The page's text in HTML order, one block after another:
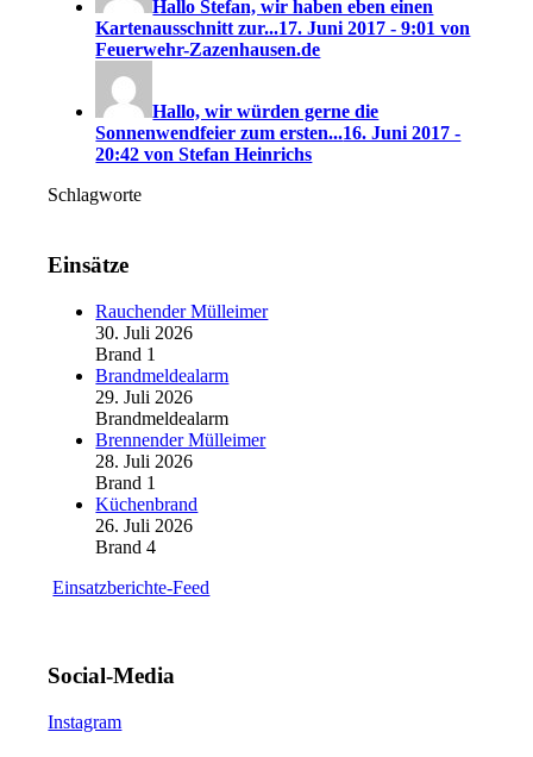
Hallo Stefan, wir haben eben einen
Kartenausschnitt zur...17. Juni 2017 - 9:01 von
Feuerwehr-Zazenhausen.de
Hallo, wir würden gerne die
Sonnenwendfeier zum ersten...16. Juni 2017 -
20:42 von Stefan Heinrichs
Schlagworte
Einsätze
Rauchender Mülleimer
30. Juli 2026
Brand 1
Brandmeldealarm
29. Juli 2026
Brandmeldealarm
Brennender Mülleimer
28. Juli 2026
Brand 1
Küchenbrand
26. Juli 2026
Brand 4
Einsatzberichte-Feed
Social-Media
Instagram